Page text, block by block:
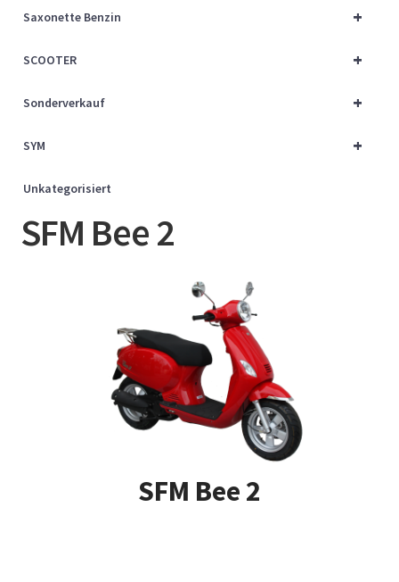
My account +
Saxonette Benzin
+
SCOOTER
+
Sonderverkauf
+
SYM
Unkategorisiert
SFM Bee 2
SFM Bee 2